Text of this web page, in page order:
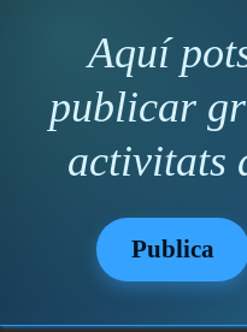
Aquí
publicar
activitats
Publica